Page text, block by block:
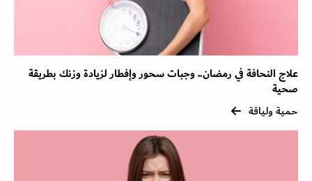
علاج النحافة في رمضان.. وجبات سحور وإفطار لزيادة وزنك بطريقة
صحية
حمية ولياقة